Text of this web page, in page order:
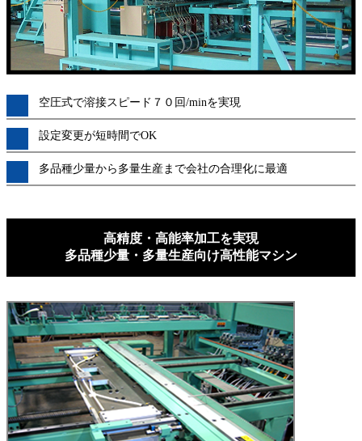
空圧式で溶接スピード７０回/minを実現
設定変更が短時間でOK
多品種少量から多量生産まで会社の合理化に最適
高精度・高能率加工を実現
多品種少量・多量生産向け高性能マシン